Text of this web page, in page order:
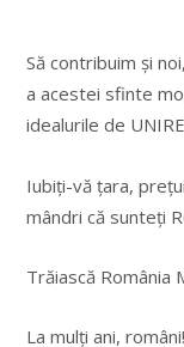
Să contribuim și
a acestei sfinte
idealurile de
Iubiți-vă țara,
mândri că sunteți
Trăiască România
La mulți ani, români!